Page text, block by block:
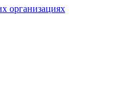
организациях